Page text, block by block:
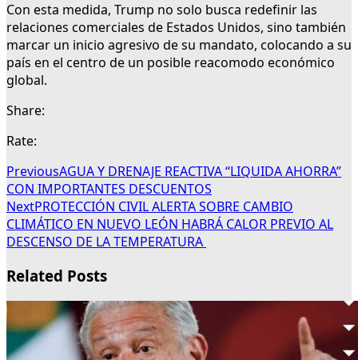
Con esta medida, Trump no solo busca redefinir las
relaciones comerciales de Estados Unidos, sino también
marcar un inicio agresivo de su mandato, colocando a su
país en el centro de un posible reacomodo económico
global.
Share:
Rate:
PreviousAGUA Y DRENAJE REACTIVA “LIQUIDA AHORRA”
CON IMPORTANTES DESCUENTOS
NextPROTECCIÓN CIVIL ALERTA SOBRE CAMBIO
CLIMÁTICO EN NUEVO LEÓN HABRÁ CALOR PREVIO AL
DESCENSO DE LA TEMPERATURA
Related Posts